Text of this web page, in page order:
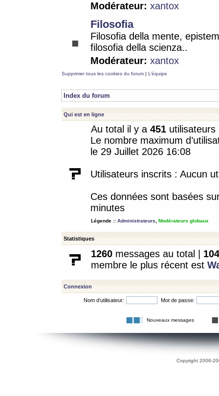
Modérateur: xantox
Filosofia
Filosofia della mente,
filosofia della scienza..
Modérateur: xantox
Supprimer tous les cookies du forum | L’équipe
Index du forum
Qui est en ligne
Au total il y a 451
Le nombre maximum
le 29 Juillet 2026 16:08
Utilisateurs inscrits : Aucun
Ces données sont basées
minutes
Légende :: Administrateurs Modérateurs globaux
Statistiques
1260 messages au total | 104
membre le plus récent est
Connexion
Nom d’utilisateur: Mot de passe:
Nouveaux messages
Copyright 2006-